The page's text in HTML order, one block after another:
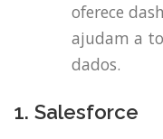
oferece
ajudam a
dados.
1. Salesforce